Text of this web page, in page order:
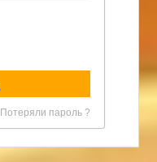
Потеряли пароль ?